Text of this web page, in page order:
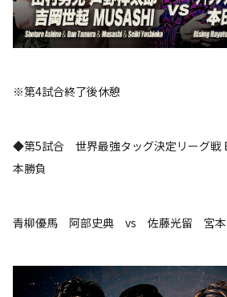
※第4試合終了後休憩
◆第5試合 世界最強タッグ決定リーグ戦
本勝負
青柳優馬 阿部史典 vs 佐藤光留 宮本